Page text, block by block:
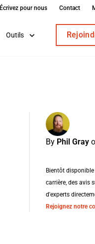
Écrivez pour nous Contact
Outils
By Phil Gray
Bientôt
carrière, des avis
d'experts
Rejoignez notre